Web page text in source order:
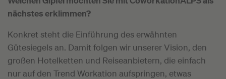
nächstes erklimmen?
Konkret steht die Einführung des erwähnten
Gütesiegels an. Damit folgen wir unserer Vision, den
großen Hotelketten und Reiseanbietern, die einfach
nur auf den Trend Workation aufspringen, etwas